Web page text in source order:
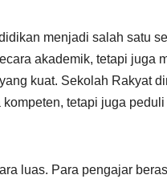
menjadi salah satu
akademik, tetapi juga
kuat. Sekolah Rakyat
tetapi juga
luas. Para pengajar